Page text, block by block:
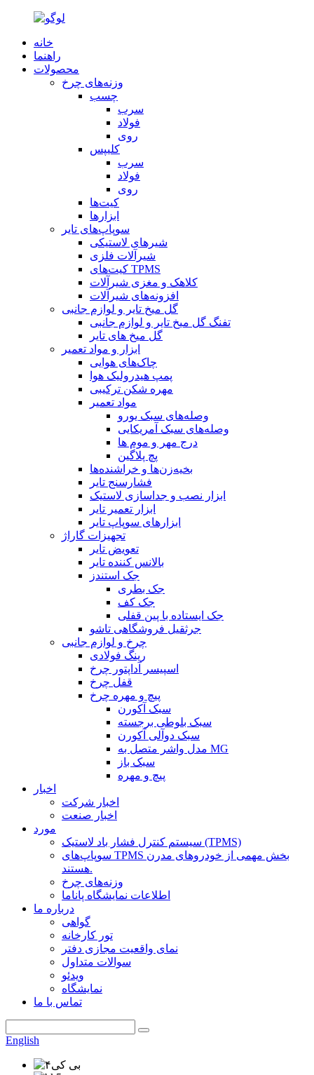
خانه
راهنما
محصولات
وزنه‌های چرخ
چسب
سرب
فولاد
روی
کلیپس
سرب
فولاد
روی
کیت‌ها
ابزارها
سوپاپ‌های تایر
شیرهای لاستیکی
شیرآلات فلزی
کیت‌های TPMS
کلاهک و مغزی شیرآلات
افزونه‌های شیرآلات
گل میخ تایر و لوازم جانبی
تفنگ گل میخ تایر و لوازم جانبی
گل میخ های تایر
ابزار و مواد تعمیر
چاک‌های هوایی
پمپ هیدرولیک هوا
مهره شکن ترکیبی
مواد تعمیر
وصله‌های سبک یورو
وصله‌های سبک آمریکایی
درج مهر و موم ها
پچ پلاگین
بخیه‌زن‌ها و خراشنده‌ها
فشارسنج تایر
ابزار نصب و جداسازی لاستیک
ابزار تعمیر تایر
ابزارهای سوپاپ تایر
تجهیزات گاراژ
تعویض تایر
بالانس کننده تایر
جک استندز
جک بطری
جک کف
جک ایستاده با پین قفلی
جرثقیل فروشگاهی تاشو
چرخ و لوازم جانبی
رینگ فولادی
اسپیسر آداپتور چرخ
قفل چرخ
پیچ و مهره چرخ
سبک آکورن
سبک بلوطی برجسته
سبک دوآلی آکورن
مدل واشر متصل به MG
سبک باز
پیچ و مهره
اخبار
اخبار شرکت
اخبار صنعت
مورد
سیستم کنترل فشار باد لاستیک (TPMS)
سوپاپ‌های TPMS بخش مهمی از خودروهای مدرن
هستند.
وزنه‌های چرخ
اطلاعات نمایشگاه پاناما
درباره ما
گواهی
تور کارخانه
نمای واقعیت مجازی دفتر
سوالات متداول
ویدئو
نمایشگاه
تماس با ما
English